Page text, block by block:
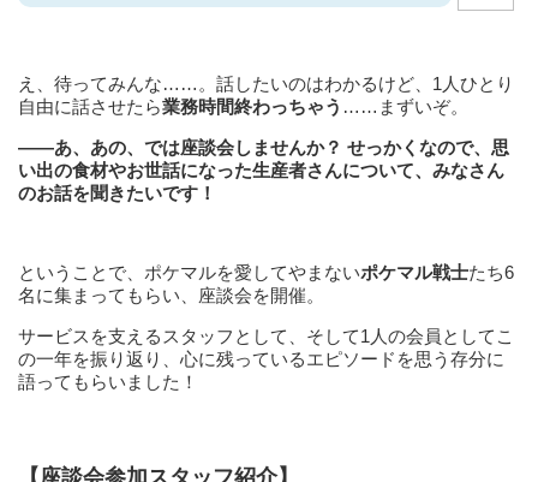
え、待ってみんな……。話したいのはわかるけど、1人ひとり
自由に話させたら業務時間終わっちゃう ……まずいぞ。
——あ、あの、では座談会しませんか？ せっかくなので、思
い出の食材やお世話になった生産者さんについて、みなさん
のお話を聞きたいです！
ということで、ポケマルを愛してやまないポケマル戦士たち6
名に集まってもらい、座談会を開催。
サービスを支えるスタッフとして、そして1人の会員としてこ
の一年を振り返り、心に残っているエピソードを思う存分に
語ってもらいました！
【座談会参加スタッフ紹介】